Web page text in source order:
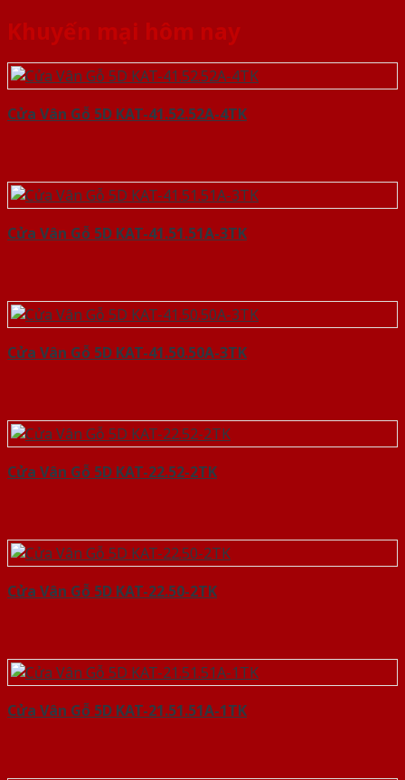
Khuyến mại hôm nay
Cửa Vân Gỗ 5D KAT-41.52.52A-4TK
Cửa Vân Gỗ 5D KAT-41.51.51A-3TK
Cửa Vân Gỗ 5D KAT-41.50.50A-3TK
Cửa Vân Gỗ 5D KAT-22.52-2TK
Cửa Vân Gỗ 5D KAT-22.50-2TK
Cửa Vân Gỗ 5D KAT-21.51.51A-1TK